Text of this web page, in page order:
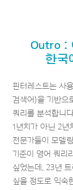
Outro :
한국
핀터레스트는 사
검색어)을 기반으
쿼리를 분석합니
1년치가 아닌 2년
전문가들이 모델
기준이 영어 쿼리
싶었는데, 23년
싶을 정도로 익숙